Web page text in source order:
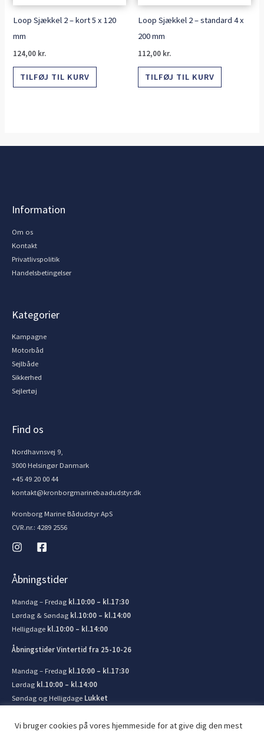
Loop Sjækkel 2 – kort 5 x 120
mm
124,00 kr.
TILFØJ TIL KURV
Loop Sjækkel 2 – standard 4 x
200 mm
112,00 kr.
TILFØJ TIL KURV
Information
Om os
Kontakt
Privatlivspolitik
Handelsbetingelser
Kategorier
Kampagne
Motorbåd
Sejlbåde
Sikkerhed
Sejlertøj
Find os
Nordhavnsvej 9,
3000 Helsingør Danmark
+45 49 20 00 44
kontakt@kronborgmarinebaadudstyr.dk
Kronborg Marine Bådudstyr ApS
CVR.nr.: 4289 2556
Åbningstider
Mandag – Fredag kl.10:00 – kl.17:30
Lørdag & Søndag kl.10:00 – kl.14:00
Helligdage kl.10:00 – kl.14:00
Åbningstider Vintertid fra 25-10-26
Mandag – Fredag kl.10:00 – kl.17:30
Lørdag kl.10:00 – kl.14:00
Søndag og Helligdage Lukket
Vi bruger cookies på vores hjemmeside for at give dig den mest